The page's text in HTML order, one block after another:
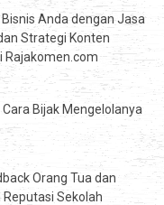
Anda dengan Jasa
Strategi Konten
Rajakomen.com
Bijak Mengelolanya
Orang Tua dan
Sekolah